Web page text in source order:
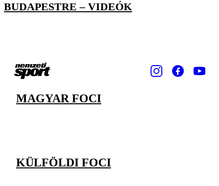
BUDAPESTRE – VIDEÓK
MAGYAR FOCI
KÜLFÖLDI FOCI